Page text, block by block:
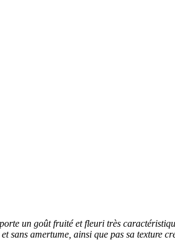
un goût fruité et fleuri très
sans amertume, ainsi que pas sa texture